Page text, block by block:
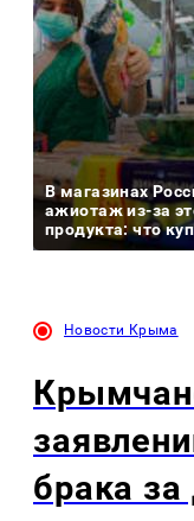
В магазинах
ажиотаж из-за
продукта: что
Новости Крыма
брака